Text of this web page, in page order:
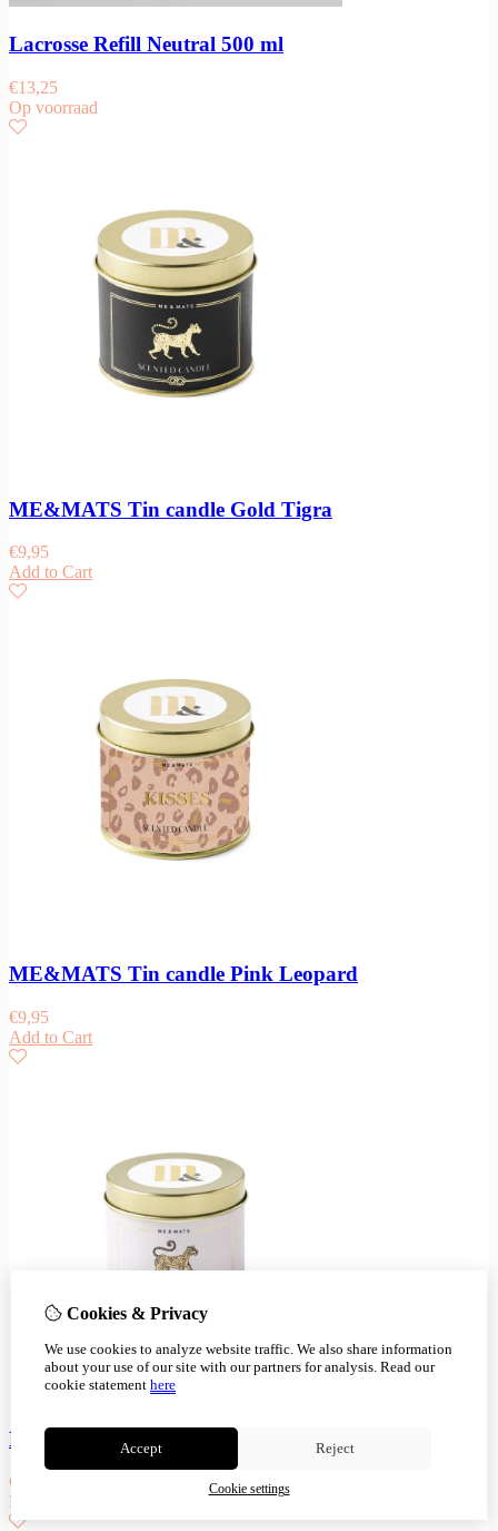
Lacrosse Refill Neutral 500 ml
€13,25
Op voorraad
ME&MATS Tin candle Gold Tigra
€9,95
Add to Cart
ME&MATS Tin candle Pink Leopard
€9,95
Add to Cart
ME&MATS Tin candle You Tigra
€
Niet op voorraad
Cookies & Privacy
We use cookies to analyze website traffic. We also share information
about your use of our site with our partners for analysis. Read our
cookie statement here
Accept Reject
Cookie settings